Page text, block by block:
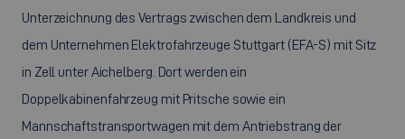
Unterzeichnung des Vertrags zwischen dem Landkreis und
dem Unternehmen Elektrofahrzeuge Stuttgart (EFA-S) mit Sitz
in Zell unter Aichelberg. Dort werden ein
Doppelkabinenfahrzeug mit Pritsche sowie ein
Mannschaftstransportwagen mit dem Antriebstrang der